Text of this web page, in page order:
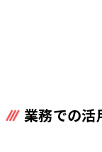
業務での活